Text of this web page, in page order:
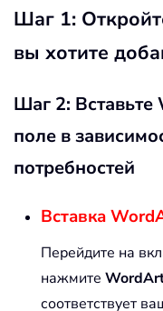
Шаг 1:
вы хотите
Шаг 2: Вставьте
поле в
потребностей
Вставка
Перейдите на
нажмите
соответствует